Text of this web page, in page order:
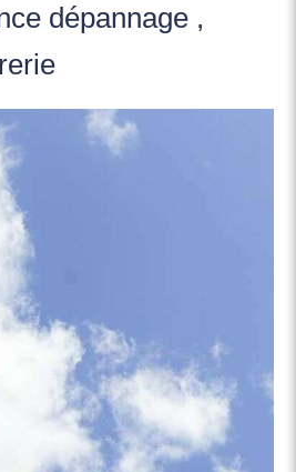
dépannage ,